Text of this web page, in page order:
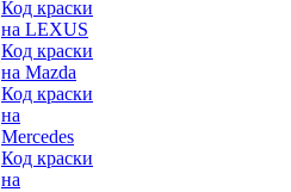
Код краски
на LEXUS
Код краски
на Mazda
Код краски
на
Mercedes
Код краски
на